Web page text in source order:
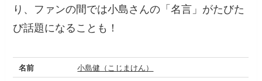
り、ファンの間では小島さんの「名言」がたびた
び話題になることも！
名前
小島健（こじまけん）